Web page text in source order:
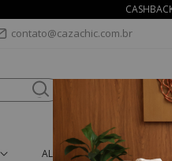
contato@cazachic.com.br
ALMOFADAS